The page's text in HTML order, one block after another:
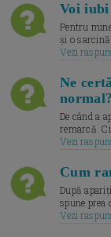
Voi
Pentru
și o
Vezi
Ne
normal?
De când a
remarcă.
Vezi
Cum
După
spune prea
Vezi